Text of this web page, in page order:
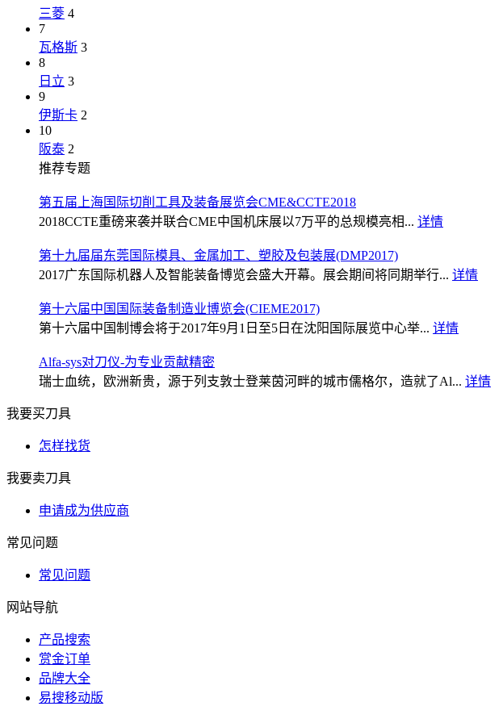
三菱 4
7
瓦格斯 3
8
日立 3
9
伊斯卡 2
10
阪泰 2
推荐专题
第五届上海国际切削工具及装备展览会CME&CCTE2018
2018CCTE重磅来袭并联合CME中国机床展以7万平的总规模亮相... 详情
第十九届届东莞国际模具、金属加工、塑胶及包装展(DMP2017)
2017广东国际机器人及智能装备博览会盛大开幕。展会期间将同期举行... 详情
第十六届中国国际装备制造业博览会(CIEME2017)
第十六届中国制博会将于2017年9月1日至5日在沈阳国际展览中心举... 详情
Alfa-sys对刀仪-为专业贡献精密
瑞士血统，欧洲新贵，源于列支敦士登莱茵河畔的城市儒格尔，造就了Al... 详情
我要买刀具
怎样找货
我要卖刀具
申请成为供应商
常见问题
常见问题
网站导航
产品搜索
赏金订单
品牌大全
易搜移动版